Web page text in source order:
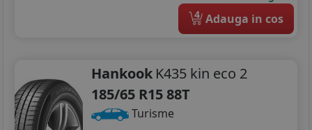
4 Adauga in cos
Hankook K435 kin eco 2
185/65 R15 88T
Turisme